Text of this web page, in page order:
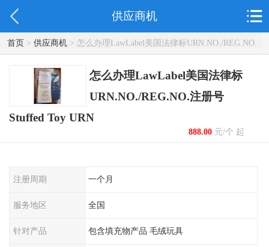
供应商机
首页> 供应商机> 怎么办理LawLabel美国法律标URN.NO./REG.NO.
注册号 Stuffed Toy URN
怎么办理LawLabel美国法律标
URN.NO./REG.NO.注册号
Stuffed Toy URN
888.00元/个 起
注册周期 一个月
服务地区 全国
针对产品 包含填充物产品 毛绒玩具